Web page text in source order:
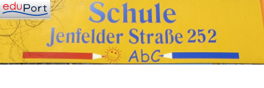
Zum
Inhalt
springen
Grundschule Jenfelder Straße